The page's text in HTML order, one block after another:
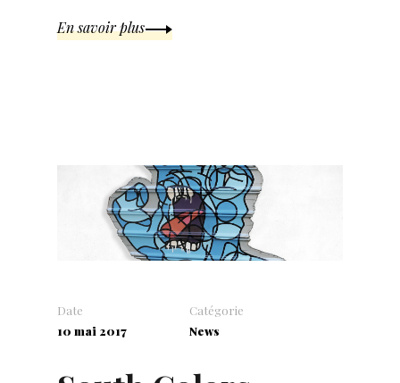
En savoir plus
Date
10 mai 2017
Catégorie
News